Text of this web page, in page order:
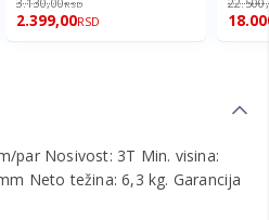
RSD
2.399,00RSD
par Nosivost: 3T Min. visina:
Neto težina: 6,3 kg. Garancija